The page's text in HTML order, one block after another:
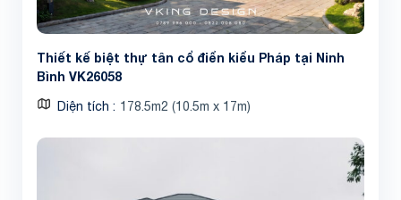
Thiết kế biệt thự tân cổ điển kiểu Pháp tại Ninh
Bình VK26058
Diện tích 178.5m2 (10.5m x 17m)